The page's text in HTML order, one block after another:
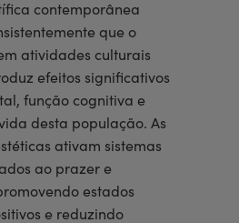
contemporânea
que o
atividades culturais
efeitos significativos
função cognitiva e
desta população. As
ativam sistemas
ao prazer e
estados
e reduzindo